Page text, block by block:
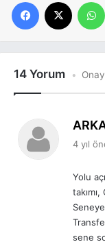
14 Yorum
4 yıl
Yolu
sene